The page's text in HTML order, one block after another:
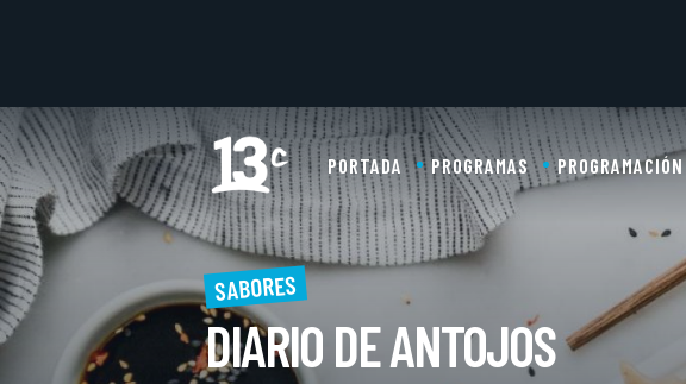
PORTADA PROGRAMAS PROGRAMACIÓN
SABORES
DIARIO DE ANTOJOS